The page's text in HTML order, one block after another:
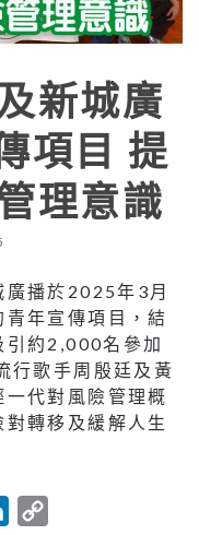
新城廣
項目 提
理意識
廣播於2025年3月
年宣傳項目，結
引約2,000名參加
行歌手周殷廷及黃
代對風險管理概
轉移及緩解人生
L